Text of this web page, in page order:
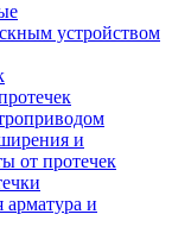
устройством
и
от протечек
арматура и